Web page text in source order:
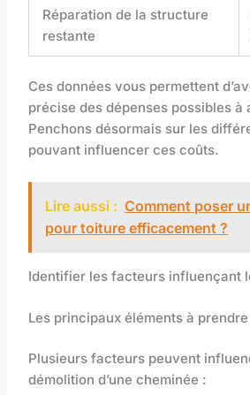
Réparation de la structure
restante
Ces données vous permettent
précise des dépenses possibles à
Penchons désormais sur les
pouvant influencer ces coûts.
Lire aussi : Comment poser
pour toiture efficacement ?
Identifier les facteurs influençant
Les principaux éléments à
Plusieurs facteurs peuvent
démolition d’une cheminée :